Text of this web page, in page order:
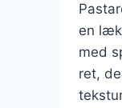
en
med
ret,